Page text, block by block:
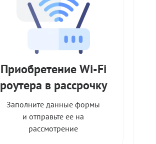
Приобретение Wi-Fi
роутера в рассрочку
Заполните данные формы
и отправьте ее на
рассмотрение